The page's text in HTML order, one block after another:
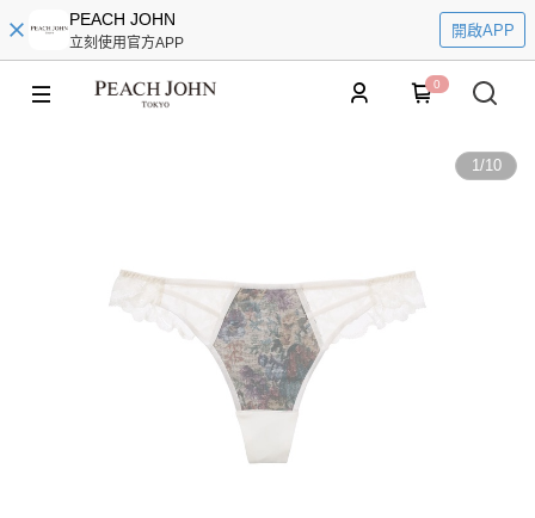
PEACH JOHN
立刻使用官方APP
開啟APP
0
1/10